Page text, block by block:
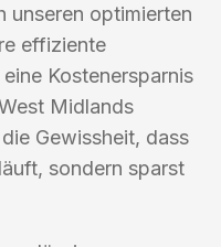
unseren optimierten
effiziente
Kostenersparnis
Midlands
Gewissheit, dass
sondern sparst